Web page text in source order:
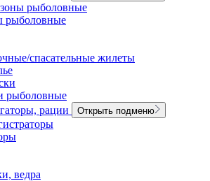
рыболовные
рыболовные
спасательные жилеты
рыболовные
рации
Открыть подменю
ведра